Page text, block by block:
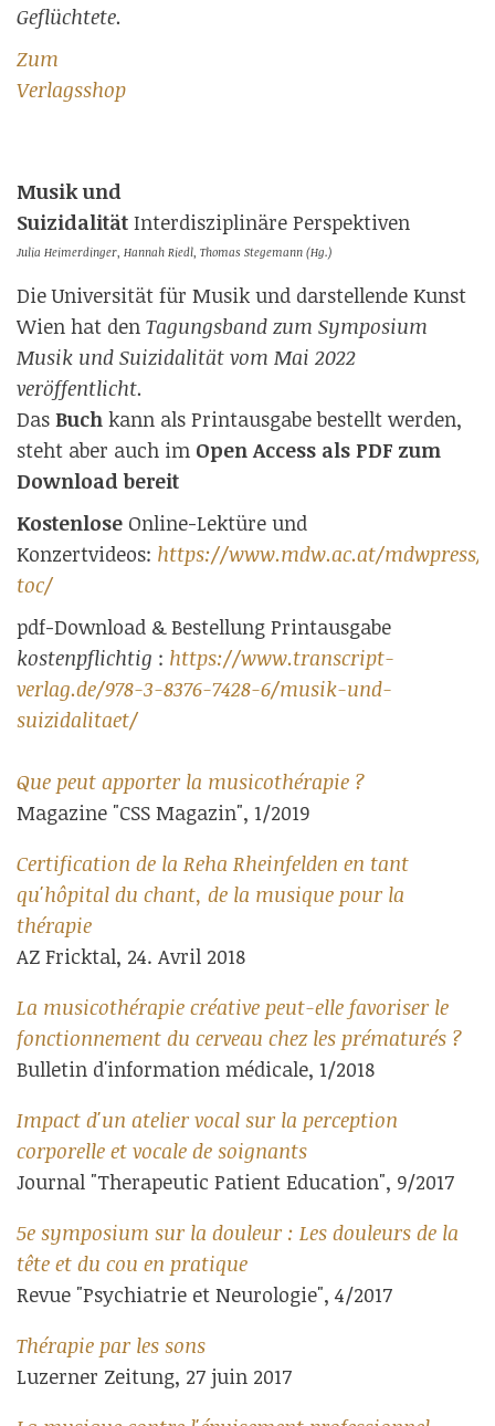
Geflüchtete.
Zum
Verlagsshop
Musik und
Suizidalität Interdisziplinäre Perspektiven
Julia Heimerdinger, Hannah Riedl, Thomas Stegemann (Hg.)
Die Universität für Musik und darstellende Kunst
Wien hat den Tagungsband zum Symposium
Musik und Suizidalität vom Mai 2022
veröffentlicht.
Das Buch kann als Printausgabe bestellt werden,
steht aber auch im Open Access als PDF zum
Download bereit
Kostenlose Online-Lektüre und
Konzertvideos: https://www.mdw.ac.at/mdwpress/
toc/
pdf-Download & Bestellung Printausgabe
kostenpflichtig : https://www.transcript-
verlag.de/978-3-8376-7428-6/musik-und-
suizidalitaet/
Que peut apporter la musicothérapie ?
Magazine "CSS Magazin", 1/2019
Certification de la Reha Rheinfelden en tant
qu'hôpital du chant, de la musique pour la
thérapie
AZ Fricktal, 24. Avril 2018
La musicothérapie créative peut-elle favoriser le
fonctionnement du cerveau chez les prématurés ?
Bulletin d'information médicale, 1/2018
Impact d'un atelier vocal sur la perception
corporelle et vocale de soignants
Journal "Therapeutic Patient Education", 9/2017
5e symposium sur la douleur : Les douleurs de la
tête et du cou en pratique
Revue "Psychiatrie et Neurologie", 4/2017
Thérapie par les sons
Luzerner Zeitung, 27 juin 2017